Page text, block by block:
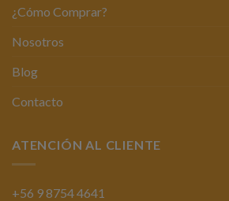
¿Cómo Comprar?
Nosotros
Blog
Contacto
ATENCIÓN AL CLIENTE
+56 9 8754 4641